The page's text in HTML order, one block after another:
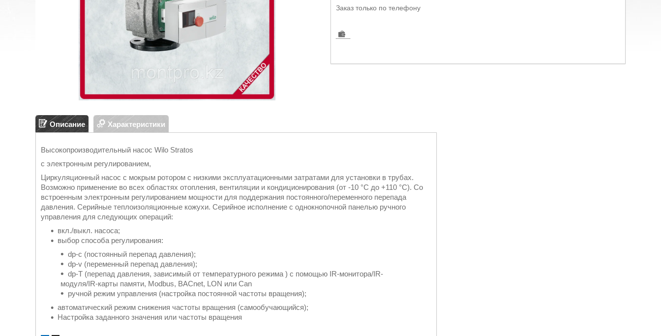
Заказ только по телефону
Описание Характеристики
Высокопроизводительный насос Wilo Stratos
с электронным регулированием,
Циркуляционный насос с мокрым ротором с низкими эксплуатационными затратами для установки в трубах.
Возможно применение во всех областях отопления, вентиляции и кондиционирования (от -10 °C до +110 °C). Со
встроенным электронным регулированием мощности для поддержания постоянного/переменного перепада
давления. Серийные теплоизоляционные кожухи. Серийное исполнение с однокнопочной панелью ручного
управления для следующих операций:
вкл./выкл. насоса;
выбор способа регулирования:
dp-c (постоянный перепад давления);
dp-v (переменный перепад давления);
dp-T (перепад давления, зависимый от температурного режима ) с помощью IR-монитора/IR-
модуля/IR-карты памяти, Modbus, BACnet, LON или Can
ручной режим управления (настройка постоянной частоты вращения);
автоматический режим снижения частоты вращения (самообучающийся);
Настройка заданного значения или частоты вращения